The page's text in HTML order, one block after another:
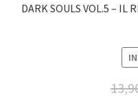
DARK SOULS VOL.5 – IL